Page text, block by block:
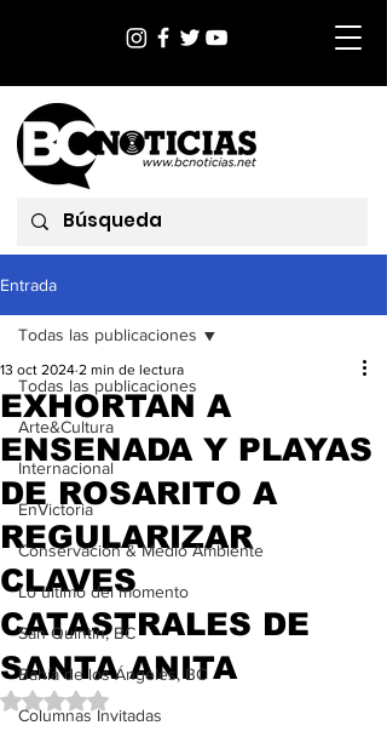
Entrada
Todas las publicaciones
Arte&Cultura
Internacional
EnVictoria
Conservación & Medio Ambiente
Lo último del momento
San Quintín, BC
Bahía de los Ángeles, BC
Columnas Invitadas
Todas las publicaciones
EXHORTAN A
ENSENADA Y PLAYAS
DE ROSARITO A
REGULARIZAR
CLAVES
CATASTRALES DE
SANTA ANITA
13 oct 2024 2 min de lectura
Obtuvo NaN de 5 estrellas.